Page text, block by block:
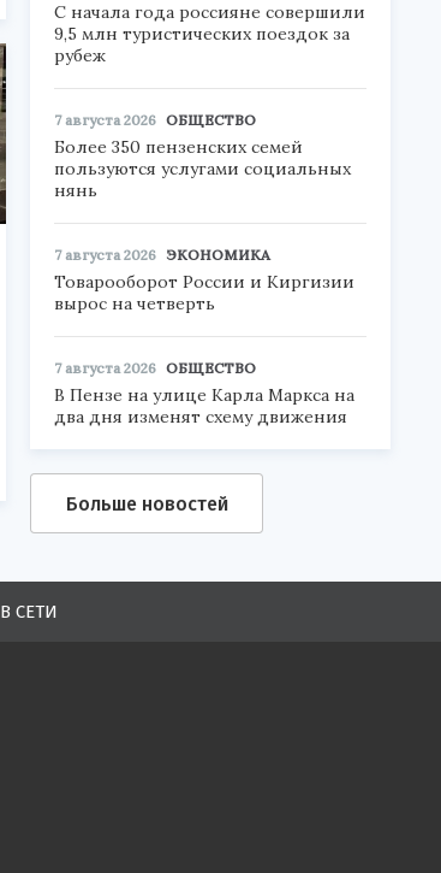
С начала года россияне совершили
9,5 млн туристических поездок за
рубеж
7 августа 2026 ОБЩЕСТВО
Более 350 пензенских семей
пользуются услугами социальных
нянь
7 августа 2026 ЭКОНОМИКА
Товарооборот России и Киргизии
вырос на четверть
7 августа 2026 ОБЩЕСТВО
В Пензе на улице Карла Маркса на
два дня изменят схему движения
Больше новостей
В СЕТИ